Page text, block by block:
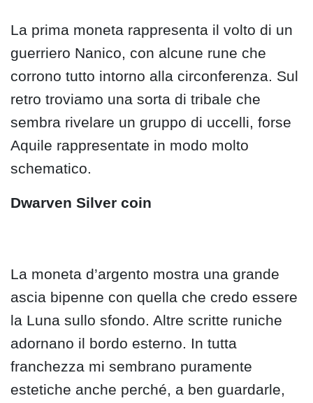
La prima moneta rappresenta il volto di un
guerriero Nanico, con alcune rune che
corrono tutto intorno alla circonferenza. Sul
retro troviamo una sorta di tribale che
sembra rivelare un gruppo di uccelli, forse
Aquile rappresentate in modo molto
schematico.
Dwarven Silver coin
La moneta d’argento mostra una grande
ascia bipenne con quella che credo essere
la Luna sullo sfondo. Altre scritte runiche
adornano il bordo esterno. In tutta
franchezza mi sembrano puramente
estetiche anche perché, a ben guardarle,